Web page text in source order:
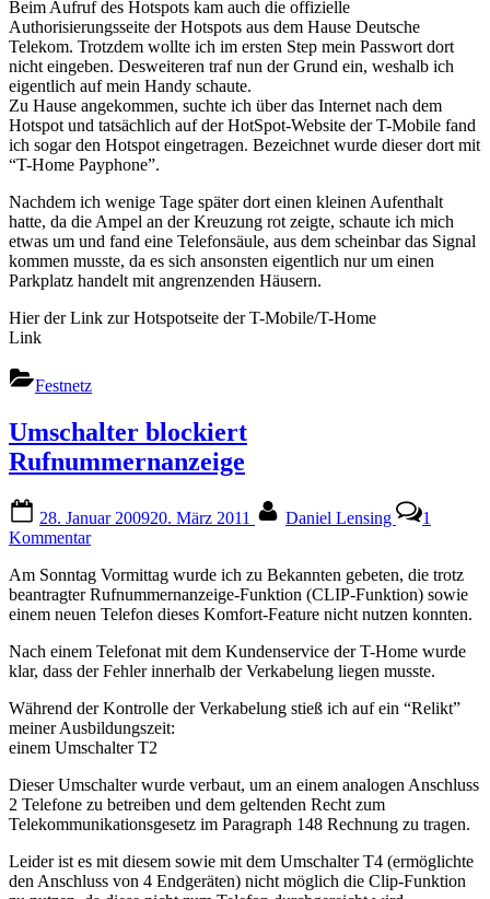
Beim Aufruf des Hotspots kam auch die offizielle
Authorisierungsseite der Hotspots aus dem Hause Deutsche
Telekom. Trotzdem wollte ich im ersten Step mein Passwort dort
nicht eingeben. Desweiteren traf nun der Grund ein, weshalb ich
eigentlich auf mein Handy schaute.
Zu Hause angekommen, suchte ich über das Internet nach dem
Hotspot und tatsächlich auf der HotSpot-Website der T-Mobile fand
ich sogar den Hotspot eingetragen. Bezeichnet wurde dieser dort mit
“T-Home Payphone”.
Nachdem ich wenige Tage später dort einen kleinen Aufenthalt
hatte, da die Ampel an der Kreuzung rot zeigte, schaute ich mich
etwas um und fand eine Telefonsäule, aus dem scheinbar das Signal
kommen musste, da es sich ansonsten eigentlich nur um einen
Parkplatz handelt mit angrenzenden Häusern.
Hier der Link zur Hotspotseite der T-Mobile/T-Home
Link
Festnetz
Umschalter blockiert
Rufnummernanzeige
on
28. Januar 200920. März 2011 Daniel Lensing
1
Kommentarzu
blockiert
Rufnummernanzeige
Am Sonntag Vormittag wurde ich zu Bekannten gebeten, die trotz
beantragter Rufnummernanzeige-Funktion (CLIP-Funktion) sowie
einem neuen Telefon dieses Komfort-Feature nicht nutzen konnten.
Nach einem Telefonat mit dem Kundenservice der T-Home wurde
klar, dass der Fehler innerhalb der Verkabelung liegen musste.
Während der Kontrolle der Verkabelung stieß ich auf ein “Relikt”
meiner Ausbildungszeit:
einem Umschalter T2
Dieser Umschalter wurde verbaut, um an einem analogen Anschluss
2 Telefone zu betreiben und dem geltenden Recht zum
Telekommunikationsgesetz im Paragraph 148 Rechnung zu tragen.
Leider ist es mit diesem sowie mit dem Umschalter T4 (ermöglichte
den Anschluss von 4 Endgeräten) nicht möglich die Clip-Funktion